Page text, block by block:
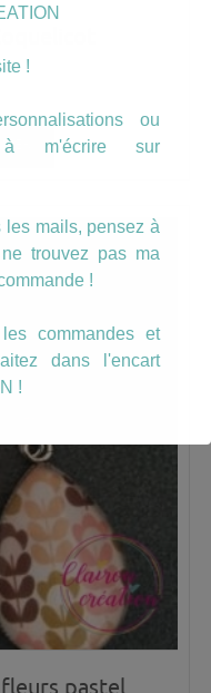
pastel
!
ou
m'écrire sur
les mails, pensez à
trouvez pas ma
!
commandes et
dans l'encart
!